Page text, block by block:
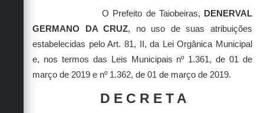
O Prefeito de Taiobeiras,
DENERVAL
GERMANO DA CRUZ, no uso de suas atribuições
estabelecidas pelo Art. 81, II, da Lei Orgânica Municipal
e, nos termos das Leis Municipais nº 1.361, de 01 de
março de 2019 e nº 1.362, de 01 de março de 2019.
D E C R E T A